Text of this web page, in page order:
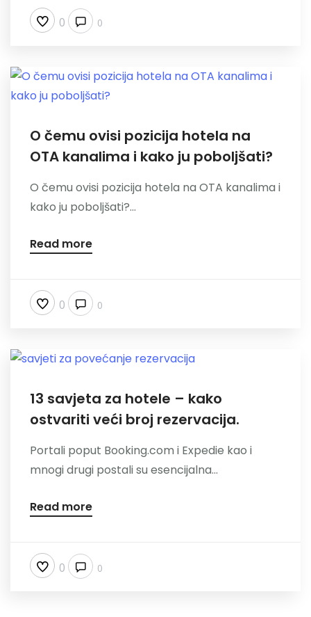
0 0
O čemu ovisi pozicija hotela na
OTA kanalima i kako ju poboljšati?
O čemu ovisi pozicija hotela na OTA kanalima i
kako ju poboljšati?...
Read more
0 0
13 savjeta za hotele – kako
ostvariti veći broj rezervacija.
Portali poput Booking.com i Expedie kao i
mnogi drugi postali su esencijalna...
Read more
0 0